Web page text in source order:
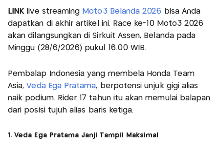
LINK live streaming Moto3 Belanda 2026 bisa Anda
dapatkan di akhir artikel ini. Race ke-10 Moto3 2026
akan dilangsungkan di Sirkuit Assen, Belanda pada
Minggu (28/6/2026) pukul 16.00 WIB.
Pembalap Indonesia yang membela Honda Team
Asia,Veda Ega Pratama, berpotensi unjuk gigi alias
naik podium. Rider 17 tahun itu akan memulai balapan
dari posisi tujuh alias baris ketiga.
1. Veda Ega Pratama Janji Tampil Maksimal